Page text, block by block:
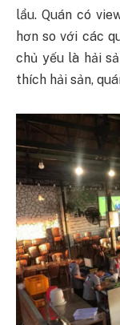
lẩu. Quán có
hơn so với các
chủ yếu là hải
thích hải sản,